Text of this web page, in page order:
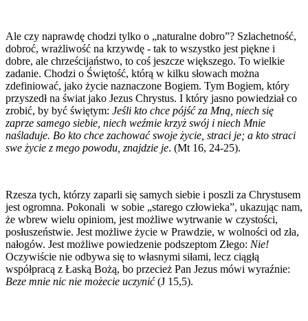
Ale czy naprawdę chodzi tylko o „naturalne dobro”? Szlachetność,
dobroć, wrażliwość na krzywdę - tak to wszystko jest piękne i
dobre, ale chrześcijaństwo, to coś jeszcze większego. To wielkie
zadanie. Chodzi o Świętość, którą w kilku słowach można
zdefiniować, jako życie naznaczone Bogiem. Tym Bogiem, który
przyszedł na świat jako Jezus Chrystus. I który jasno powiedział co
zrobić, by być świętym: Jeśli kto chce pójść za Mną, niech się
zaprze samego siebie, niech weźmie krzyż swój i niech Mnie
naśladuje. Bo kto chce zachować swoje życie, straci je; a kto straci
swe życie z mego powodu, znajdzie je. (Mt 16, 24-25).
Rzesza tych, którzy zaparli się samych siebie i poszli za Chrystusem
jest ogromna. Pokonali w sobie „starego człowieka”, ukazując nam,
że wbrew wielu opiniom, jest możliwe wytrwanie w czystości,
posłuszeństwie. Jest możliwe życie w Prawdzie, w wolności od zła,
nałogów. Jest możliwe powiedzenie podszeptom Złego: Nie!
Oczywiście nie odbywa się to własnymi siłami, lecz ciągłą
współpracą z Łaską Bożą, bo przecież Pan Jezus mówi wyraźnie:
Beze mnie nic nie możecie uczynić(J 15,5).